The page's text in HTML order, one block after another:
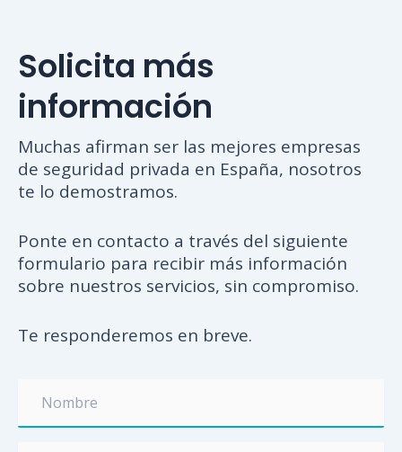
Solicita más
información
Muchas afirman ser las mejores empresas
de seguridad privada en España, nosotros
te lo demostramos.
Ponte en contacto a través del siguiente
formulario para recibir más información
sobre nuestros servicios, sin compromiso.
Te responderemos en breve.